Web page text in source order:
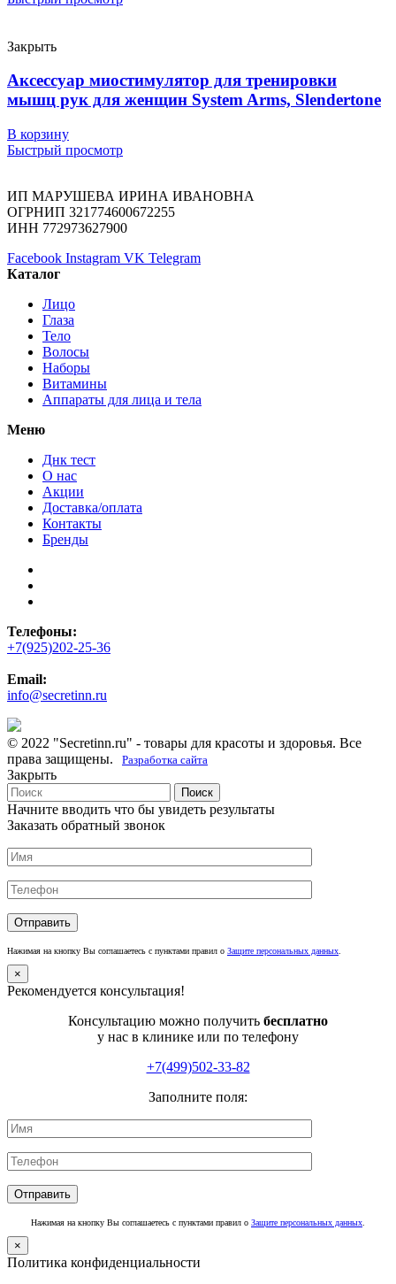
Закрыть
Аксессуар миостимулятор для тренировки
мышц рук для женщин System Arms, Slendertone
В корзину
Быстрый просмотр
ИП МАРУШЕВА ИРИНА ИВАНОВНА
ОГРНИП 321774600672255
ИНН 772973627900
Facebook Instagram VK Telegram
Каталог
Лицо
Глаза
Тело
Волосы
Наборы
Витамины
Аппараты для лица и тела
Меню
Днк тест
О нас
Акции
Доставка/оплата
Контакты
Бренды
Телефоны:
+7(925)202-25-36
Email:
info@secretinn.ru
© 2022 "Secretinn.ru" - товары для красоты и здоровья. Все
права защищены.
Разработка сайта
Закрыть
Поиск
Начните вводить что бы увидеть результаты
Заказать обратный звонок
Нажимая на кнопку Вы соглашаетесь с пунктами правил о Защите персональных данных
×
Рекомендуется консультация!
Консультацию можно получить бесплатно
у нас в клинике или по телефону
+7(499)502-33-82
Заполните поля:
Нажимая на кнопку Вы соглашаетесь с пунктами правил о Защите персональных данных
×
Политика конфиденциальности